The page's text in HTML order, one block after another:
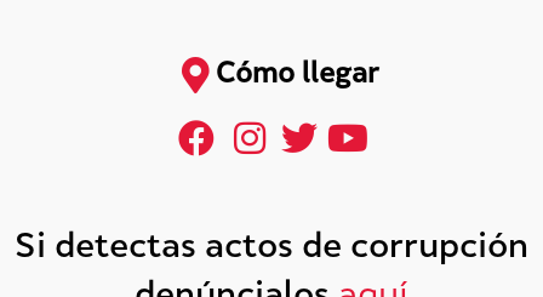
Cómo llegar
Si detectas actos de corrupción